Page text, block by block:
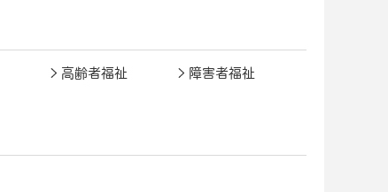
高齢者福祉 障害者福祉